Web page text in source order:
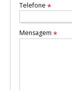
Telefone *
Mensagem *